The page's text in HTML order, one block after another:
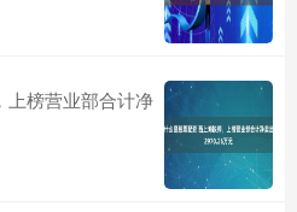
上榜营业部合计净